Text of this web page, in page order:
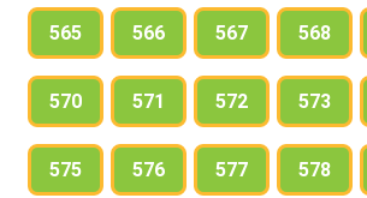
565 566 567 568
570 571 572 573
575 576 577 578